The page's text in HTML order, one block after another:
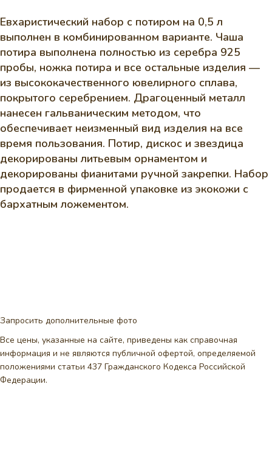
Евхаристический набор с потиром на 0,5 л
выполнен в комбинированном варианте. Чаша
потира выполнена полностью из серебра 925
пробы, ножка потира и все остальные изделия —
из высококачественного ювелирного сплава,
покрытого серебрением. Драгоценный металл
нанесен гальваническим методом, что
обеспечивает неизменный вид изделия на все
время пользования. Потир, дискос и звездица
декорированы литьевым орнаментом и
декорированы фианитами ручной закрепки. Набор
продается в фирменной упаковке из экокожи с
бархатным ложементом.
Запросить дополнительные фото
Все цены, указанные на сайте, приведены как справочная
информация и не являются публичной офертой, определяемой
положениями статьи 437 Гражданского Кодекса Российской
Федерации.